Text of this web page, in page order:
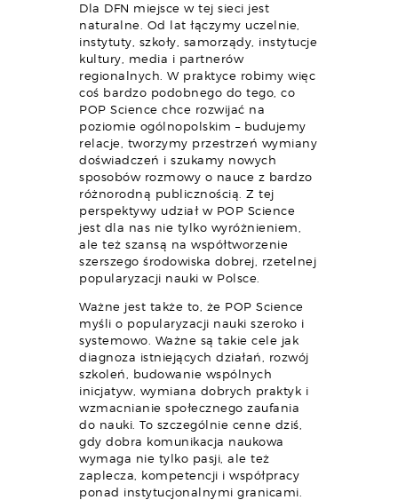
Dla DFN miejsce w tej sieci jest
naturalne. Od lat łączymy uczelnie,
instytuty, szkoły, samorządy, instytucje
kultury, media i partnerów
regionalnych. W praktyce robimy więc
coś bardzo podobnego do tego, co
POP Science chce rozwijać na
poziomie ogólnopolskim – budujemy
relacje, tworzymy przestrzeń wymiany
doświadczeń i szukamy nowych
sposobów rozmowy o nauce z bardzo
różnorodną publicznością. Z tej
perspektywy udział w POP Science
jest dla nas nie tylko wyróżnieniem,
ale też szansą na współtworzenie
szerszego środowiska dobrej, rzetelnej
popularyzacji nauki w Polsce.
Ważne jest także to, że POP Science
myśli o popularyzacji nauki szeroko i
systemowo. Ważne są takie cele jak
diagnoza istniejących działań, rozwój
szkoleń, budowanie wspólnych
inicjatyw, wymiana dobrych praktyk i
wzmacnianie społecznego zaufania
do nauki. To szczególnie cenne dziś,
gdy dobra komunikacja naukowa
wymaga nie tylko pasji, ale też
zaplecza, kompetencji i współpracy
ponad instytucjonalnymi granicami.